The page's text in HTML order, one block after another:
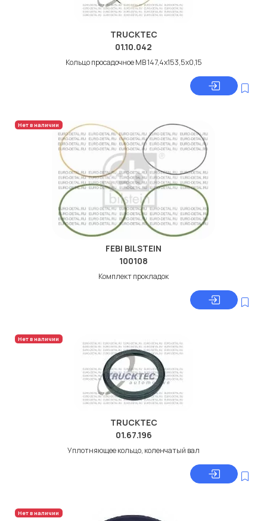
TRUCKTEC
01.10.042
Кольцо просадочное МВ 147,4x153,5x0,15
Нет в наличии
FEBI BILSTEIN
100108
Комплект прокладок
Нет в наличии
TRUCKTEC
01.67.196
Уплотняющее кольцо, коленчатый вал
Нет в наличии